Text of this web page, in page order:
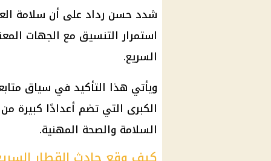
شدد حسن رداد على أن سلامة
استمرار التنسيق مع الجهات
السريع.
ويأتي هذا التأكيد في سياق
الكبرى التي تضم أعدادًا كبيرة
السلامة والصحة المهنية.